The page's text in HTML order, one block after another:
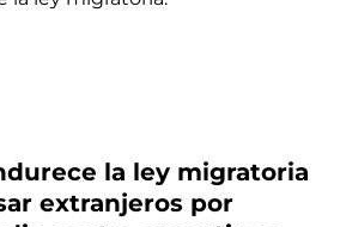
la ley migratoria
extranjeros por